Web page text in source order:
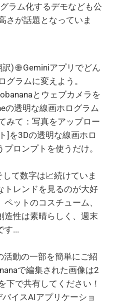
ラム化するデモなども公
さが話題となっていま
訳) 🌐 Geminiアプリでどん
グラムに変えよう。
とウェブカメラを
の透明な線画ホログラム
みて：写真をアップロー
]を3Dの透明な線画ホロ
ロンプトを使うだけ。
して数字は📈続けていま
トレンドを見るのが大好
ットのコスチューム、
造性は素晴らしく、週末
す...
活動の一部を簡単にご紹
で編集された画像は2
下で共有してください！
イスAIアプリケーショ